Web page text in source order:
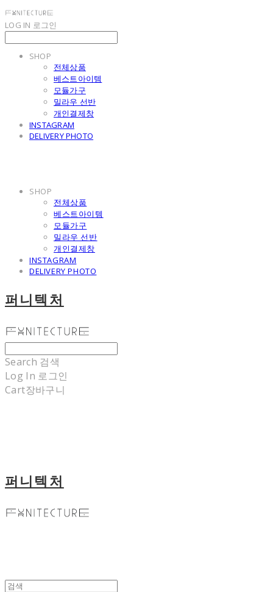
LOG IN 로그인
SHOP
전체상품
베스트아이템
모듈가구
밀라우 선반
개인결제창
INSTAGRAM
DELIVERY PHOTO
SHOP
전체상품
베스트아이템
모듈가구
밀라우 선반
개인결제창
INSTAGRAM
DELIVERY PHOTO
퍼니텍처
Search 검색
Log In 로그인
Cart장바구니
퍼니텍처